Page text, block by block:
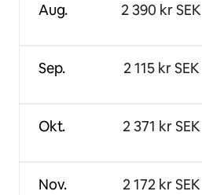
Aug.
Sep.
Okt.
Nov.
2 390 kr SEK
2 115 kr SEK
2 371 kr SEK
2 172 kr SEK